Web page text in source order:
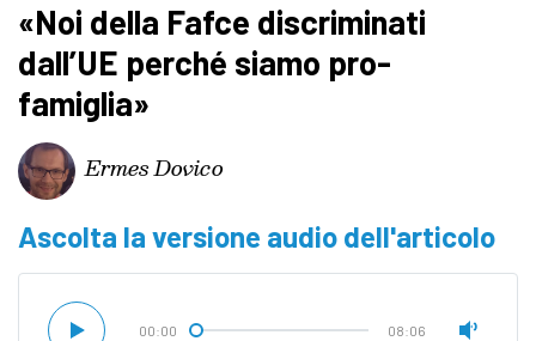
«Noi della Fafce discriminati
dall’UE perché siamo pro-
famiglia»
Ermes Dovico
Ascolta la versione audio dell'articolo
00:00 08:06